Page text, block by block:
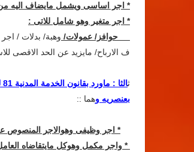
* اجر اساسى ويشمل مايضاف اليه من
* اجر متغير وهو شامل للاتى :
حوافز/ عمولات/ وهبة/ بدلات /
ف الارباح/ مايزيد عن الحد الاقصى
ث
بعنصريه وهما ::
* اجر وظيفى وهوالاجر المنصوص
* واجر مكمل وهوكل مايتقاضاه